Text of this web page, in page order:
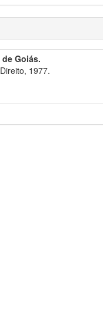
Goiás.
1977.